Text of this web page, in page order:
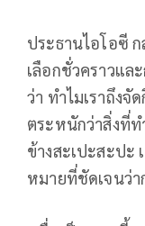
ประธานไอโอซี
เลือกชั่วคราวแล
ว่า ทำไมเราถึงจั
ตระหนักว่าสิ่งที่
ข้างสะเปะสะปะ
หมายที่ชัดเจนว่า